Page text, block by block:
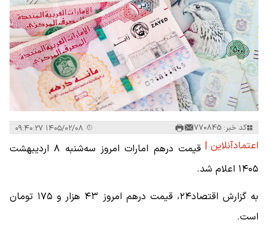
کد خبر: 770845
اعتمادآنلاین |
قیمت درهم امارات امروز سه‌شنبه ۸ اردیبهشت
۱۴۰۵ اعلام شد.
به گزارش اقتصاد۲۴، قیمت درهم امروز ۴۳ هزار و ۱۷۵ تومان
است.